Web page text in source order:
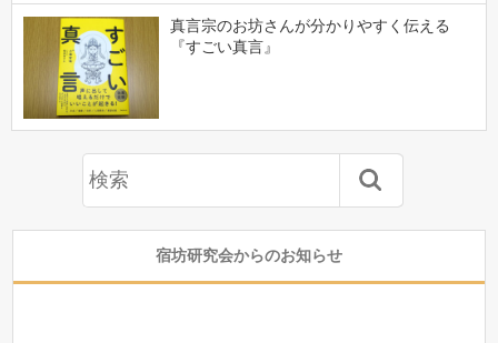
真言宗のお坊さんが分かりやすく伝える
『すごい真言』
宿坊研究会からのお知らせ